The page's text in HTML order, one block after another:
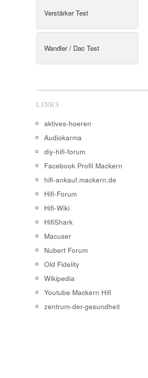
Verstärker Test
Wandler / Dac Test
LINKS
aktives-hoeren
Audiokarma
diy-hifi-forum
Facebook Profil Mackern
hifi-ankauf.mackern.de
Hifi-Forum
Hifi-Wiki
HifiShark
Macuser
Nubert Forum
Old Fidelity
Wikipedia
Youtube Mackern Hifi
zentrum-der-gesundheit